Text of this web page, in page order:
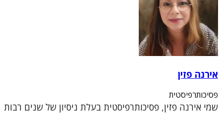
אירנה פזין
פסיכותרפיסטית
שמי אירנה פזין, פסיכותרפיסטית בעלת ניסיון של שנים רבות